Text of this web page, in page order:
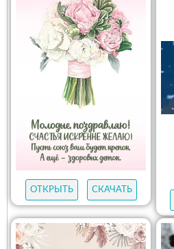
ОТКРЫТЬ
СКАЧАТЬ